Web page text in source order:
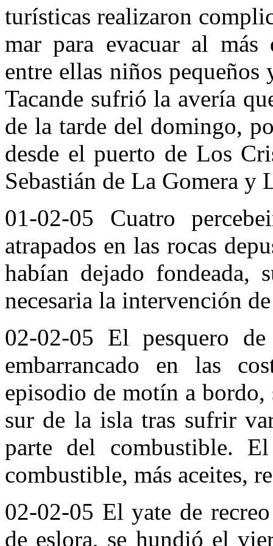
turísticas realizaron
mar para evacuar al más
entre ellas niños pequeños
Tacande sufrió la avería
de la tarde del domingo,
desde el puerto de Los
Sebastián de La Gomera y
01-02-05 Cuatro
atrapados en las rocas
habían dejado fondeada,
necesaria la intervención
02-02-05 El pesquero
embarrancado en las
episodio de motín a bordo,
sur de la isla tras sufrir
parte del combustible.
combustible, más aceites,
02-02-05 El yate de
de eslora, se hundió el